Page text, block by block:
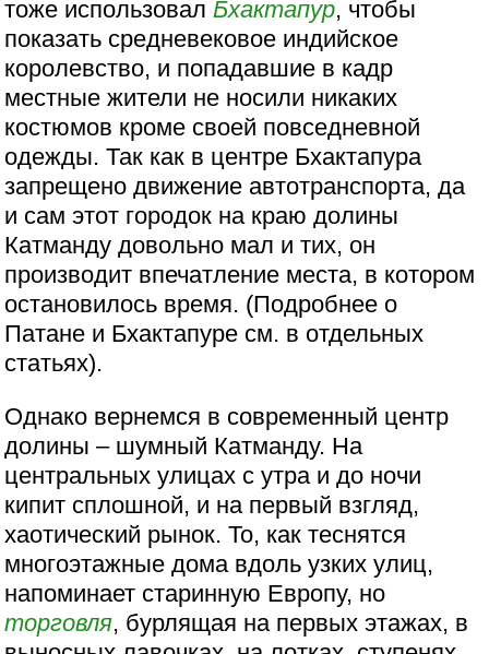
тоже использовал Бхактапур, чтобы
показать средневековое индийское
королевство, и попадавшие в кадр
местные жители не носили никаких
костюмов кроме своей повседневной
одежды. Так как в центре Бхактапура
запрещено движение автотранспорта, да
и сам этот городок на краю долины
Катманду довольно мал и тих, он
производит впечатление места, в котором
остановилось время. (Подробнее о
Патане и Бхактапуре см. в отдельных
статьях).
Однако вернемся в современный центр
долины – шумный Катманду. На
центральных улицах с утра и до ночи
кипит сплошной, и на первый взгляд,
хаотический рынок. То, как теснятся
многоэтажные дома вдоль узких улиц,
напоминает старинную Европу, но
торговля, бурлящая на первых этажах, в